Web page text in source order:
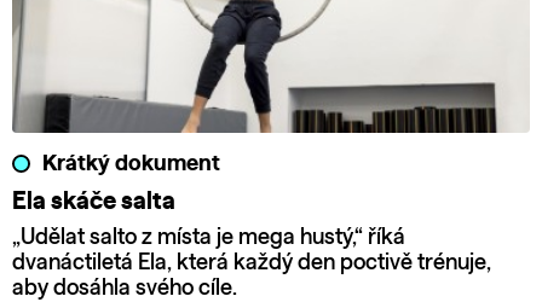
Krátký dokument
Ela skáče salta
„Udělat salto z místa je mega hustý,“ říká
dvanáctiletá Ela, která každý den poctivě trénuje,
aby dosáhla svého cíle.